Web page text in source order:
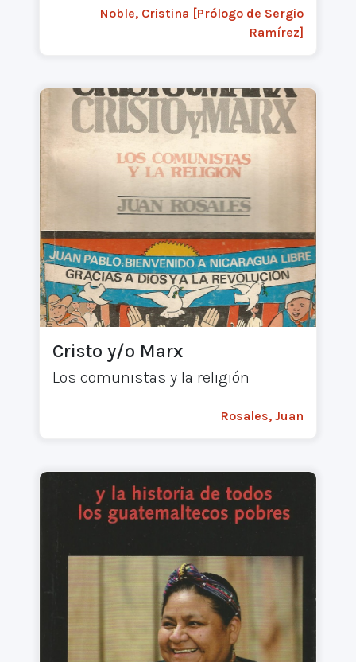
Noble, Cristina [Prólogo de Sergio
Ramírez]
Cristo y/o Marx
Los comunistas y la religión
Rosales, Juan